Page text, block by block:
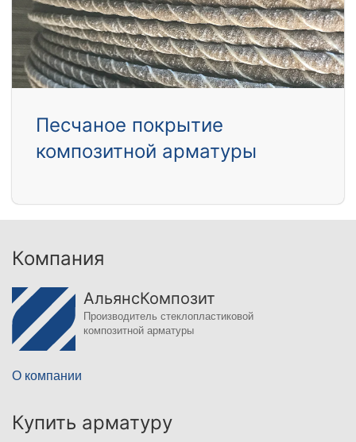
Песчаное покрытие
композитной арматуры
Компания
АльянсКомпозит
Производитель стеклопластиковой
композитной арматуры
О компании
Купить арматуру